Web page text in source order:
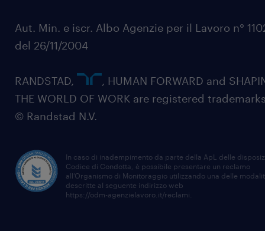
Aut. Min. e iscr. Albo Agenzie per il Lavoro n°
del 26/11/2004
RANDSTAD,
, HUMAN FORWARD and
THE WORLD OF WORK are registered
© Randstad N.V.
In caso di inadempimento da parte della ApL delle
Codice di Condotta, è possibile presentare un reclamo
all’Organismo di Monitoraggio utilizzando una delle
descritte al seguente indirizzo web
https://odm-agenzielavoro.it/reclami